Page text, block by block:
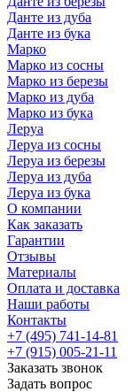
Данте из дуба
Данте из бука
Марко
Марко из сосны
Марко из березы
Марко из дуба
Марко из бука
Леруа
Леруа из сосны
Леруа из березы
Леруа из дуба
Леруа из бука
О компании
Как заказать
Гарантии
Отзывы
Материалы
Оплата и доставка
Наши работы
Контакты
+7 (495) 741-14-81
+7 (915) 005-21-11
Заказать звонок
Задать вопрос